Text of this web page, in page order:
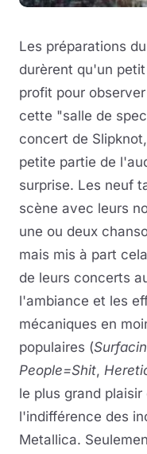
Les préparations
durèrent qu'un
profit pour
cette "salle de
concert de
petite partie de
surprise. Les neuf
scène avec leurs
une ou deux
mais mis à part
de leurs concerts
l'ambiance et les
mécaniques en
populaires (
People=Shit,
le plus grand
l'indifférence des
Metallica.